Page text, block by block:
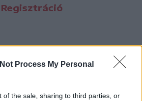
Process My Personal
of the sale, sharing to third parties, or
Regisztráció